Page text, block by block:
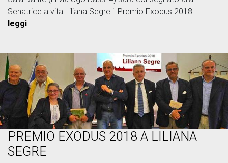
Senatrice a vita Liliana Segre il Premio Exodus 2018....
leggi
PREMIO EXODUS 2018 A LILIANA
SEGRE